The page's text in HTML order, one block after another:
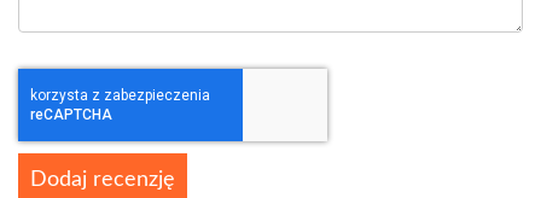
Dodaj recenzję